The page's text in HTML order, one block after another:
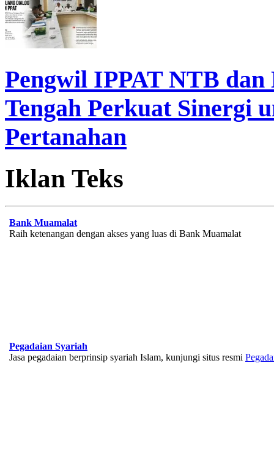
Pengwil IPPAT NTB
Tengah Perkuat Sinergi
Pertanahan
Iklan Teks
Bank Muamalat
Raih ketenangan dengan akses yang luas di Bank Muamalat
Pegadaian Syariah
Jasa pegadaian berprinsip syariah Islam, kunjungi situs resmi